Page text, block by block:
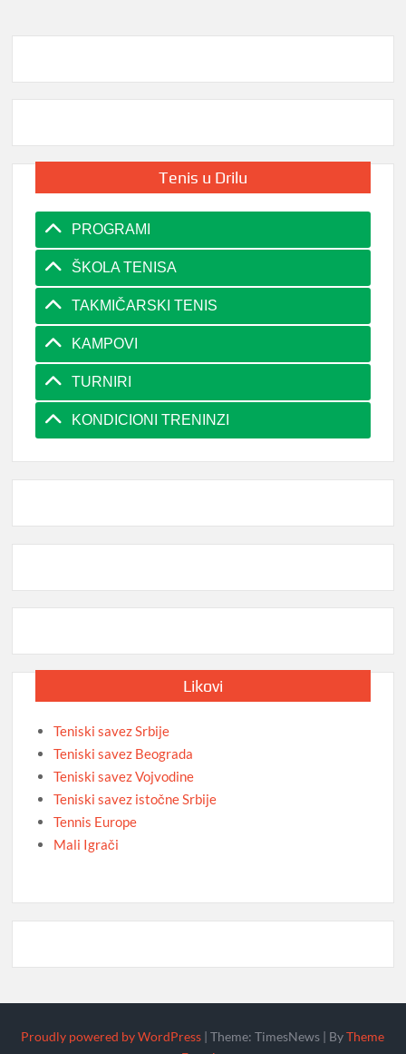
Tenis u Drilu
PROGRAMI
ŠKOLA TENISA
TAKMIČARSKI TENIS
KAMPOVI
TURNIRI
KONDICIONI TRENINZI
Likovi
Teniski savez Srbije
Teniski savez Beograda
Teniski savez Vojvodine
Teniski savez istočne Srbije
Tennis Europe
Mali Igrači
Proudly powered by WordPress |Theme: TimesNews | ByTheme